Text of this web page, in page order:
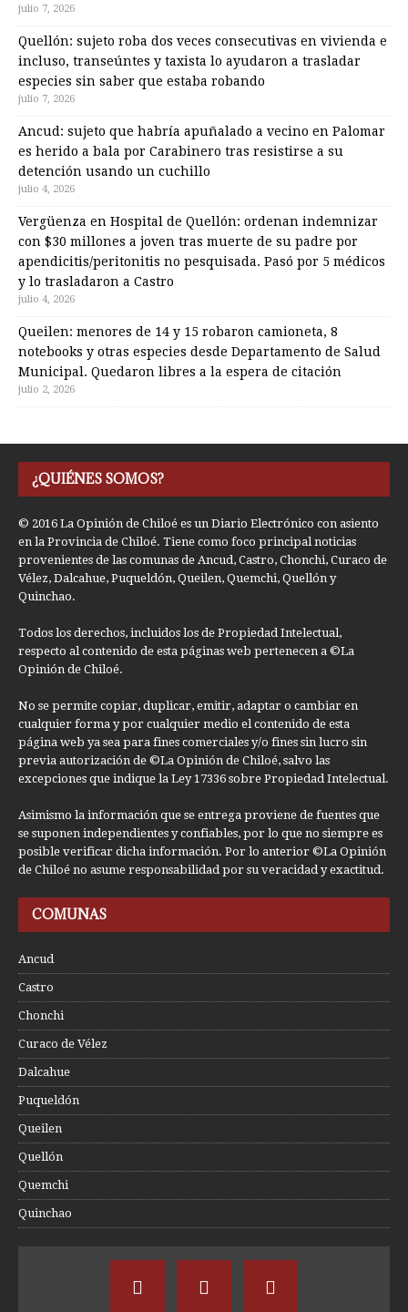
julio 7, 2026
Quellón: sujeto roba dos veces consecutivas en vivienda e
incluso, transeúntes y taxista lo ayudaron a trasladar
especies sin saber que estaba robando
julio 7, 2026
Ancud: sujeto que habría apuñalado a vecino en Palomar
es herido a bala por Carabinero tras resistirse a su
detención usando un cuchillo
julio 4, 2026
Vergüenza en Hospital de Quellón: ordenan indemnizar
con $30 millones a joven tras muerte de su padre por
apendicitis/peritonitis no pesquisada. Pasó por 5 médicos
y lo trasladaron a Castro
julio 4, 2026
Queilen: menores de 14 y 15 robaron camioneta, 8
notebooks y otras especies desde Departamento de Salud
Municipal. Quedaron libres a la espera de citación
julio 2, 2026
¿QUIÉNES SOMOS?
© 2016 La Opinión de Chiloé es un Diario Electrónico con asiento
en la Provincia de Chiloé. Tiene como foco principal noticias
provenientes de las comunas de Ancud, Castro, Chonchi, Curaco de
Vélez, Dalcahue, Puqueldón, Queilen, Quemchi, Quellón y
Quinchao.
Todos los derechos, incluidos los de Propiedad Intelectual,
respecto al contenido de esta páginas web pertenecen a ©La
Opinión de Chiloé.
No se permite copiar, duplicar, emitir, adaptar o cambiar en
cualquier forma y por cualquier medio el contenido de esta
página web ya sea para fines comerciales y/o fines sin lucro sin
previa autorización de ©La Opinión de Chiloé, salvo las
excepciones que indique la Ley 17336 sobre Propiedad Intelectual.
Asimismo la información que se entrega proviene de fuentes que
se suponen independientes y confiables, por lo que no siempre es
posible verificar dicha información. Por lo anterior ©La Opinión
de Chiloé no asume responsabilidad por su veracidad y exactitud.
COMUNAS
Ancud
Castro
Chonchi
Curaco de Vélez
Dalcahue
Puqueldón
Queilen
Quellón
Quemchi
Quinchao